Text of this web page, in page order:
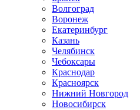
Волгоград
Воронеж
Екатеринбург
Казань
Челябинск
Чебоксары
Краснодар
Красноярск
Нижний Новгород
Новосибирск